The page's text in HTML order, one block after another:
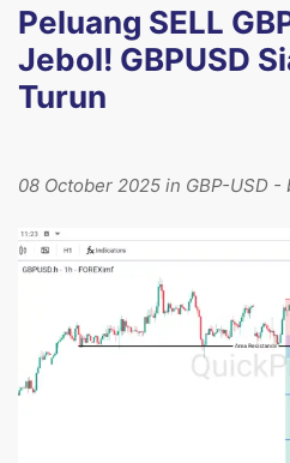
Peluang SELL
Jebol! GBPUSD
Turun
08 October 2025 in GBP-USD -